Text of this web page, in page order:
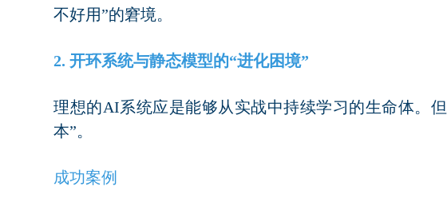
不好用”的窘境。
2. 开环系统与静态模型的“进化困境”
理想的AI系统应是能够从实战中持续学习的生命体。
本”。
成功案例